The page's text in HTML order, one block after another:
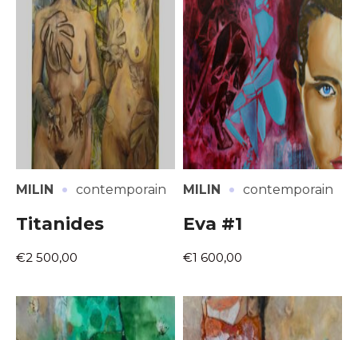
MILIN · contemporain
Titanides
€2 500,00
MILIN · contemporain
Eva #1
€1 600,00